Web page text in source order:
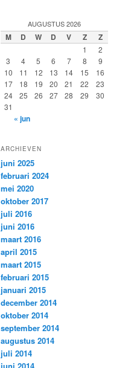
AUGUSTUS 2026
M D W D V Z Z
1
2
3
4 5 6 7 8
9
10
11 12 13 14 15
16
17
18 19 20 21 22
23
24
25 26 27 28 29
30
31
« jun
ARCHIEVEN
juni 2025
februari 2024
mei 2020
oktober 2017
juli 2016
juni 2016
maart 2016
april 2015
maart 2015
februari 2015
januari 2015
december 2014
oktober 2014
september 2014
augustus 2014
juli 2014
juni 2014